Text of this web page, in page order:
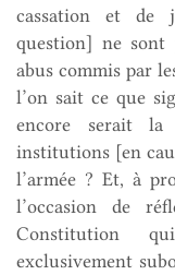
cassation et de
question] ne sont
abus commis par
l’on sait ce que
encore serait
institutions [en
l’armée ? Et, à
l’occasion de
Constitution
exclusivement